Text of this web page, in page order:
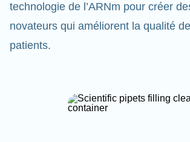
technologie de l’ARNm pour créer
novateurs qui améliorent la qualité
patients.